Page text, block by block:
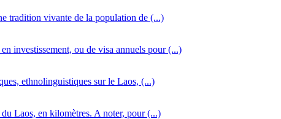
tradition vivante de la population de (...)
investissement, ou de visa annuels pour (...)
ethnolinguistiques sur le Laos, (...)
Laos, en kilomètres. A noter, pour (...)